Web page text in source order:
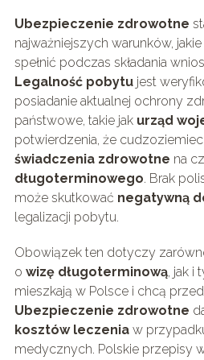
Ubezpieczenie zdrowotne
najważniejszych warunków, jakie
spełnić podczas składania
Legalność pobytujest
posiadanie aktualnej ochrony
państwowe, takie jak urząd
potwierdzenia, że
świadczenia zdrowotne na
długoterminowego. Brak
może skutkować negatywną
legalizacji pobytu.
Obowiązek ten dotyczy
o wizę długoterminową, jak i
mieszkają w Polsce i chcą
Ubezpieczenie zdrowotne
kosztów leczeniaw
medycznych. Polskie przepisy